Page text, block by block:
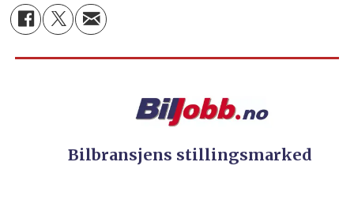
Bilbransjens stillingsmarked